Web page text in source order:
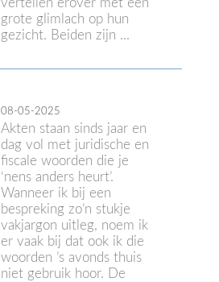
grote glimlach op hun
gezicht. Beiden zijn ...
08-05-2025
Akten staan sinds jaar en
dag vol met juridische en
fiscale woorden die je
‘nens anders heurt’.
Wanneer ik bij een
bespreking zo’n stukje
vakjargon uitleg, noem ik
er vaak bij dat ook ik die
woorden ’s avonds thuis
niet gebruik hoor. De